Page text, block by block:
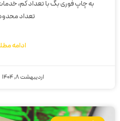
به چاپ فوری بگ با تعداد کم،
تعداد
ادامه
اردیبهشت 8, 1404